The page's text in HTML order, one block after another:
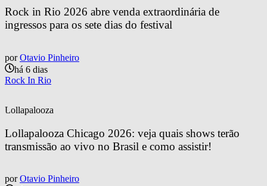
Rock in Rio 2026 abre venda extraordinária de
ingressos para os sete dias do festival
por Otavio Pinheiro
há 6 dias
Rock In Rio
Lollapalooza
Lollapalooza Chicago 2026: veja quais shows terão
transmissão ao vivo no Brasil e como assistir!
por Otavio Pinheiro